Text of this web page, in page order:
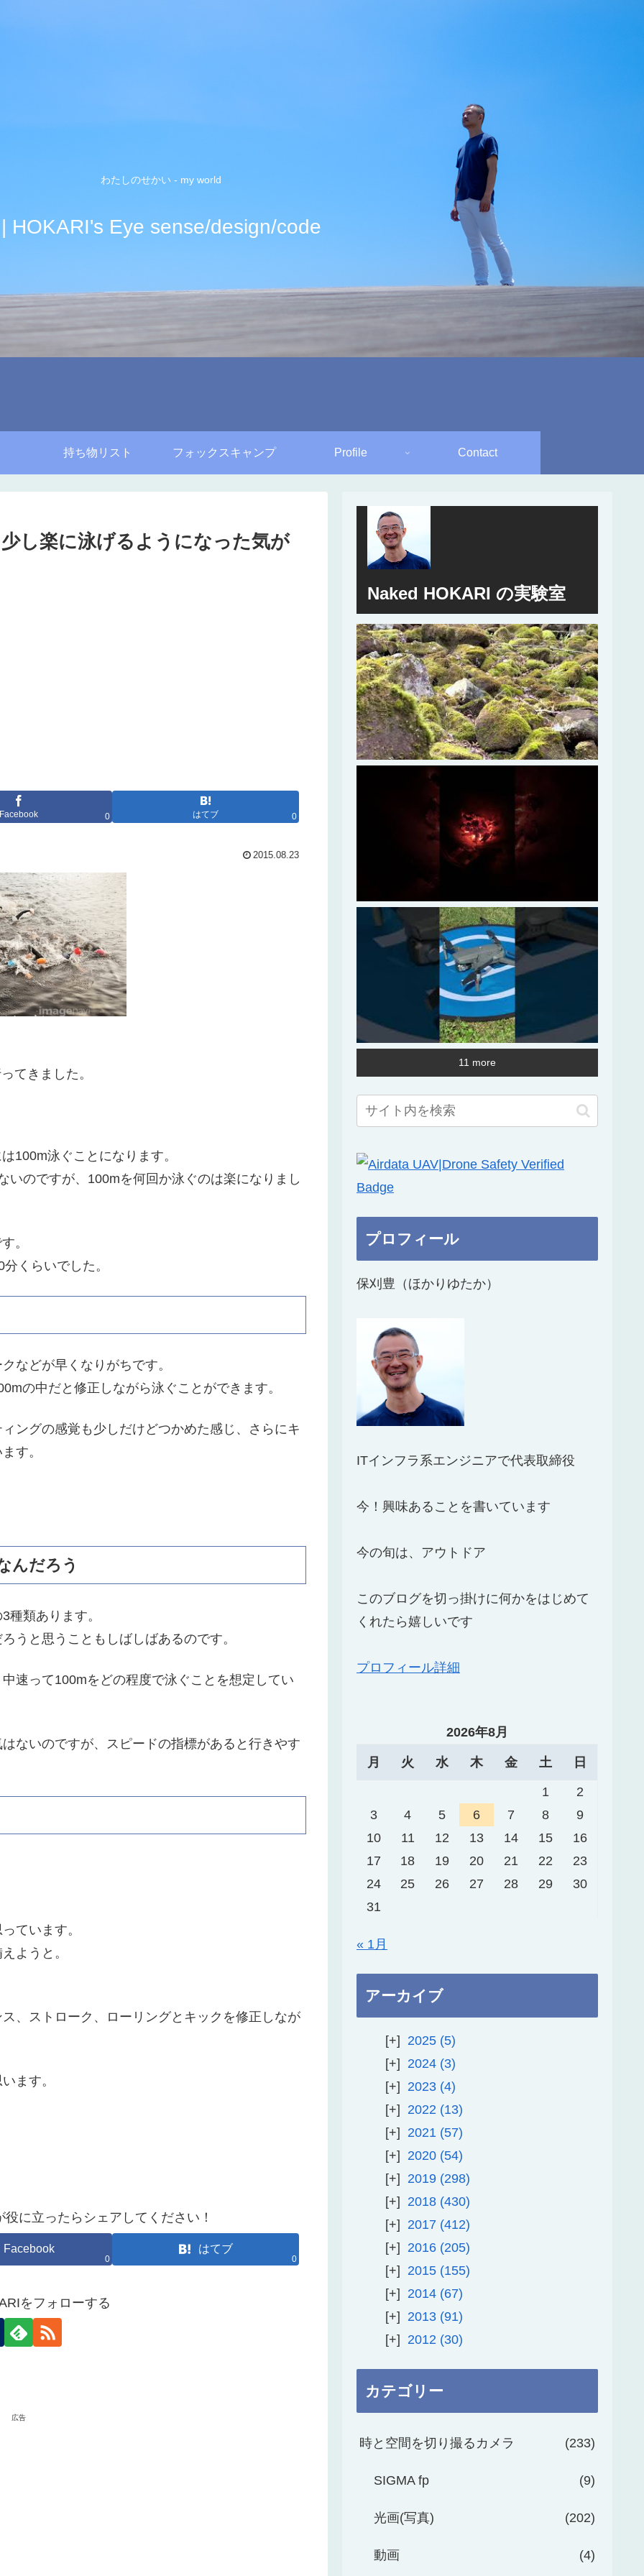
わたしのせかい - my world
| HOKARI's Eye sense/design/code
持ち物リスト フォックスキャンプ Profile Contact
し楽に泳げるようになった気が
Facebook 0 はてブ 0
2015.08.23
てきました。
100m泳ぐことになります。
のですが、100mを何回か泳ぐのは楽になりまし
。
くらいでした。
などが早くなりがちです。
の中だと修正しながら泳ぐことができます。
ングの感覚も少しだけどつかめた感じ、さらにキ
す。
んだろう
種類あります。
うと思うこともしばしばあるのです。
速って100mをどの程度で泳ぐことを想定してい
ないのですが、スピードの指標があると行きやす
ています。
ようと。
、ストローク、ローリングとキックを修正しなが
ます。
に立ったらシェアしてください！
Facebook
0
はてブ
0
をフォローする
広告
Naked HOKARI の実験室
11 more
プロフィール
保刈豊（ほかりゆたか）
ITインフラ系エンジニアで代表取締役
今！興味あることを書いています
今の旬は、アウトドア
このブログを切っ掛けに何かをはじめて
くれたら嬉しいです
プロフィール詳細
2026年8月
月 火 水 木 金 土 日
1
2
3
4 5 6 7 8
9
10
11 12 13 14 15
16
17
18 19 20 21 22
23
24
25 26 27 28 29
30
31
« 1月
アーカイブ
2025 5
2024 3
2023 4
2022
13
2021
57
2020 54
2019 298
2018 430
2017 412
2016 205
2015 155
2014 67
2013 91
2012
30
カテゴリー
時と空間を切り撮るカメラ 233
SIGMA fp 9
光画(写真) 202
動画 4